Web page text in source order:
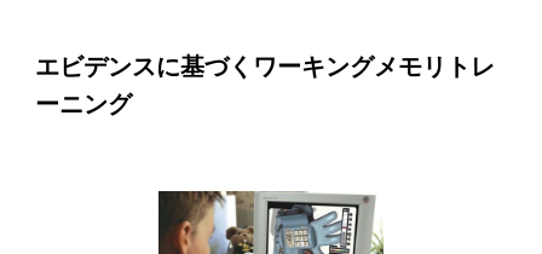
エビデンスに基づくワーキングメモリトレ
ーニング